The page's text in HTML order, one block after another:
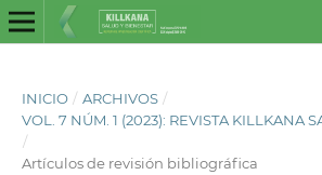
INICIO / ARCHIVOS /
VOL. 7 NÚM. 1 (2023): REVISTA KILLKANA
/
Artículos de revisión bibliográfica